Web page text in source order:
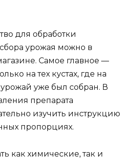
для обработки
урожая можно в
Самое главное —
на тех кустах, где на
уже был собран. В
препарата
изучить инструкцию
пропорциях.
как химические, так и